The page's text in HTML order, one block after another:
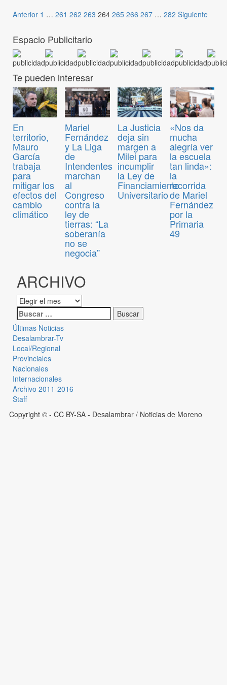
Anterior 1 … 261 262 263 264 265 266 267 … 282 Siguiente
Espacio Publicitario
Te pueden interesar
En
territorio,
Mauro
García
trabaja
para
mitigar los
efectos del
cambio
climático
Mariel
Fernández
y La Liga
de
Intendentes
marchan
al
Congreso
contra la
ley de
tierras: “La
soberanía
no se
negocia”
La Justicia
deja sin
margen a
Milei para
incumplir
la Ley de
Financiamiento
Universitario
«Nos da
mucha
alegría ver
la escuela
tan linda»:
la
recorrida
de Mariel
Fernández
por la
Primaria
49
ARCHIVO
Últimas Noticias
Desalambrar-Tv
Local/Regional
Provinciales
Nacionales
Internacionales
Archivo 2011-2016
Staff
Copyright © - CC BY-SA - Desalambrar / Noticias de Moreno